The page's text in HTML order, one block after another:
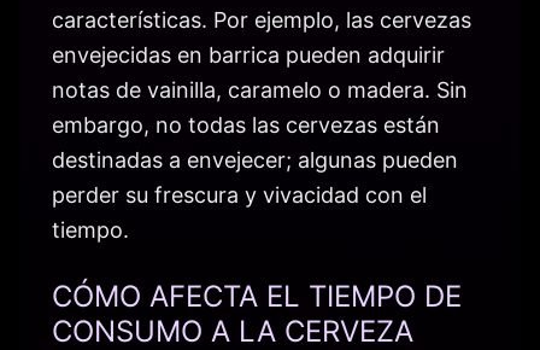
características. Por ejemplo, las cervezas
envejecidas en barrica pueden adquirir
notas de vainilla, caramelo o madera. Sin
embargo, no todas las cervezas están
destinadas a envejecer; algunas pueden
perder su frescura y vivacidad con el
tiempo.
CÓMO AFECTA EL TIEMPO DE
CONSUMO A LA CERVEZA